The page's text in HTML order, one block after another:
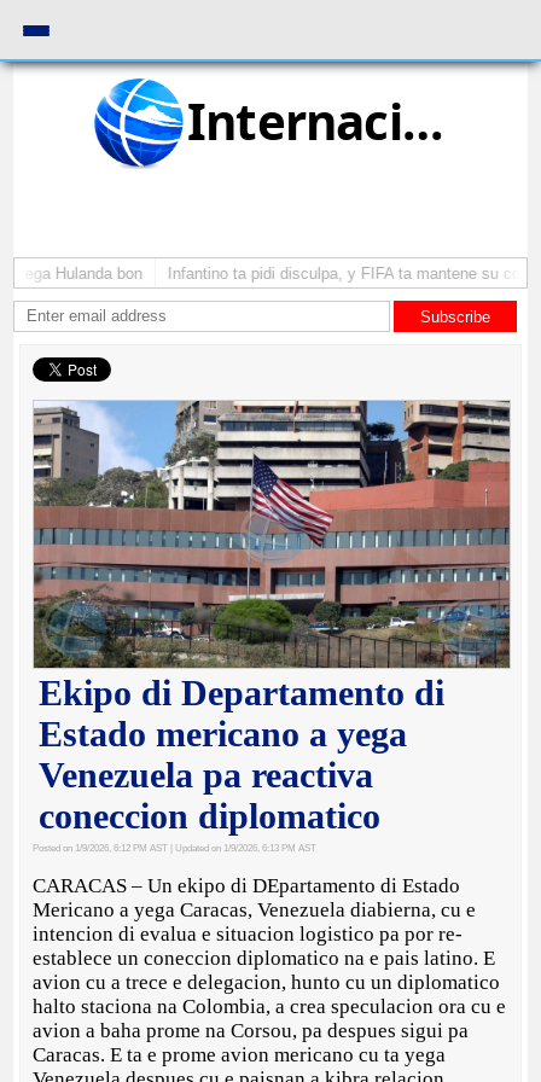
Internacional
yega Hulanda bon Infantino ta pidi disculpa, y FIFA ta mantene su como
Subscribe
Ekipo di Departamento di
Estado mericano a yega
Venezuela pa reactiva
coneccion diplomatico
Posted on 1/9/2026, 6:12 PM AST | Updated on 1/9/2026, 6:13 PM AST
CARACAS – Un ekipo di DEpartamento di Estado
Mericano a yega Caracas, Venezuela diabierna, cu e
intencion di evalua e situacion logistico pa por re-
establece un coneccion diplomatico na e pais latino. E
avion cu a trece e delegacion, hunto cu un diplomatico
halto staciona na Colombia, a crea speculacion ora cu e
avion a baha prome na Corsou, pa despues sigui pa
Caracas. E ta e prome avion mericano cu ta yega